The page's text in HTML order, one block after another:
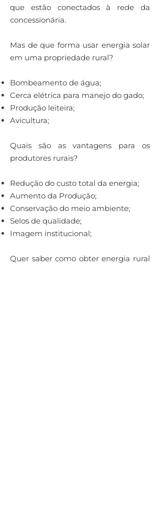
que estão conectados à rede da
concessionária.
Mas de que forma usar energia solar
em uma propriedade rural?
Bombeamento de água;
Cerca elétrica para manejo do gado;
Produção leiteira;
Avicultura;
Quais são as vantagens para os
produtores rurais?
Redução do custo total da energia;
Aumento da Produção;
Conservação do meio ambiente;
Selos de qualidade;
Imagem institucional;
Quer saber como obter energia rural